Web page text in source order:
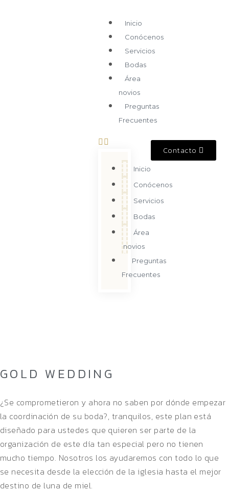
Inicio
Conócenos
Servicios
Bodas
Área
novios
Preguntas
Frecuentes
Inicio
Conócenos
Servicios
Bodas
Área
novios
Preguntas
Frecuentes
Contacto
GOLD WEDDING
¿Se comprometieron y ahora no saben por dónde empezar
la coordinación de su boda?, tranquilos, este plan está
diseñado para ustedes que quieren ser parte de la
organización de este día tan especial pero no tienen
mucho tiempo. Nosotros los ayudaremos con todo lo que
se necesita desde la elección de la iglesia hasta el mejor
destino de luna de miel.